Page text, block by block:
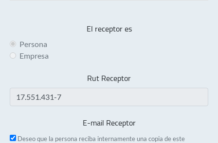
El receptor es
Persona
Empresa
Rut Receptor
E-mail Receptor
Deseo que la persona reciba internamente una copia de este